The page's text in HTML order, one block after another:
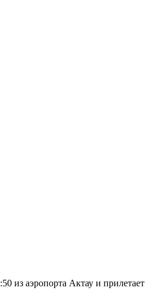
из аэропорта Актау и прилетает